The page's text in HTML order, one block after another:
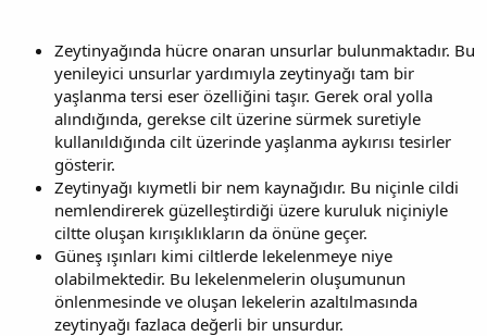
Zeytinyağında hücre onaran unsurlar bulunmaktadır. Bu
yenileyici unsurlar yardımıyla zeytinyağı tam bir
yaşlanma tersi eser özelliğini taşır. Gerek oral yolla
alındığında, gerekse cilt üzerine sürmek suretiyle
kullanıldığında cilt üzerinde yaşlanma aykırısı tesirler
gösterir.
Zeytinyağı kıymetli bir nem kaynağıdır. Bu niçinle cildi
nemlendirerek güzelleştirdiği üzere kuruluk niçiniyle
ciltte oluşan kırışıklıkların da önüne geçer.
Güneş ışınları kimi ciltlerde lekelenmeye niye
olabilmektedir. Bu lekelenmelerin oluşumunun
önlenmesinde ve oluşan lekelerin azaltılmasında
zeytinyağı fazlaca değerli bir unsurdur.